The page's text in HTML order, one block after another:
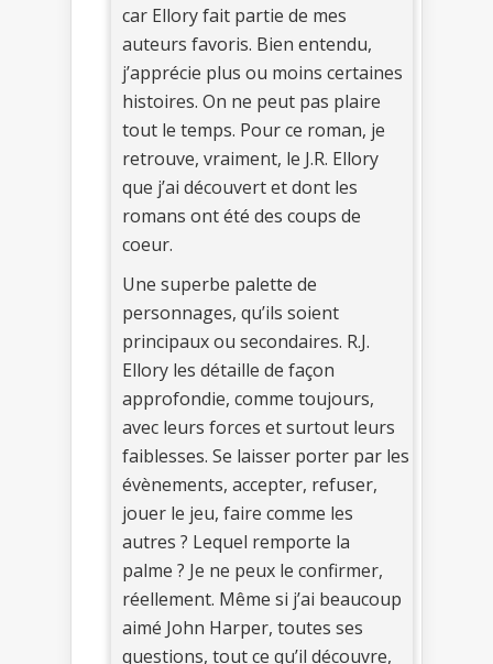
car Ellory fait partie de mes
auteurs favoris. Bien entendu,
j’apprécie plus ou moins certaines
histoires. On ne peut pas plaire
tout le temps. Pour ce roman, je
retrouve, vraiment, le J.R. Ellory
que j’ai découvert et dont les
romans ont été des coups de
coeur.
Une superbe palette de
personnages, qu’ils soient
principaux ou secondaires. R.J.
Ellory les détaille de façon
approfondie, comme toujours,
avec leurs forces et surtout leurs
faiblesses. Se laisser porter par les
évènements, accepter, refuser,
jouer le jeu, faire comme les
autres ? Lequel remporte la
palme ? Je ne peux le confirmer,
réellement. Même si j’ai beaucoup
aimé John Harper, toutes ses
questions, tout ce qu’il découvre,